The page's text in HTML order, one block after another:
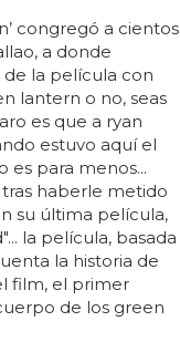
congregó a cientos
a donde
la película con
lantern o no, seas
es que a ryan
estuvo aquí el
es para menos...
haberle metido
su última película,
la película, basada
la historia de
film, el primer
de los green